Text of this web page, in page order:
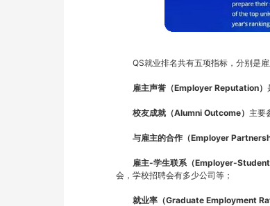
QS就业排名共有五项指标，分别是雇
雇主声誉（Employer Reputation）
校友成就（Alumni Outcome） 主要
与雇主的合作（Employer
雇主-学生联系（Employer-Student
会，学校招聘会有多少公司等；
就业率（Graduate Employment